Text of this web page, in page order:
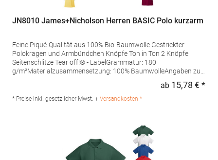
JN8010 James+Nicholson Herren BASIC Polo kurzarm
Feine Piqué-Qualität aus 100% Bio-Baumwolle Gestrickter
Polokragen und Armbündchen Knöpfe Ton in Ton 2 Knöpfe
Seitenschlitze Tear off!® - LabelGrammatur: 180
g/m²Materialzusammensetzung: 100% BaumwolleAngaben zur
GmbH Vor dem Weißen Stein 25-31 72461 Albstadt Deutschland
E-Mail: info@daiber.de
ab 15,78 € *
* Preise inkl. gesetzlicher Mwst. + Versandkosten *